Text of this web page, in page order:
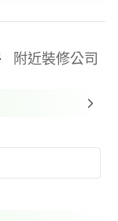
附近裝修公司